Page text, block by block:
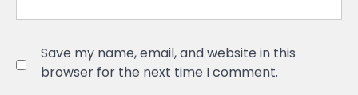
Save my name, email, and website in this
browser for the next time I comment.